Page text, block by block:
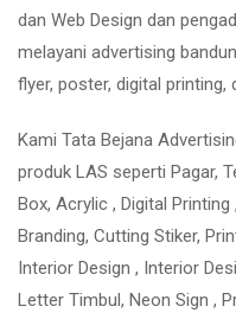
dan Web Design dan
melayani advertising
flyer, poster, digital printing,
Kami Tata Bejana
produk LAS seperti Pagar,
Box, Acrylic , Digital Printing
Branding, Cutting Stiker,
Interior Design , Interior
Letter Timbul, Neon Sign ,